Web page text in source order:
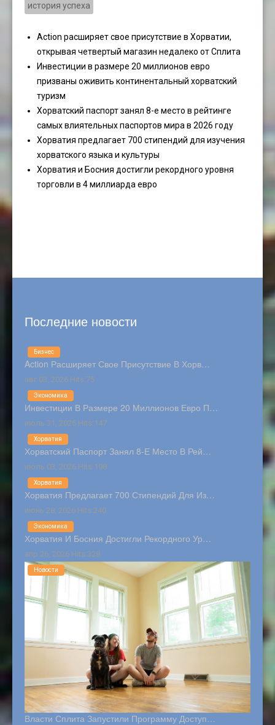
история успеха
Action расширяет свое присутствие в Хорватии,
открывая четвертый магазин недалеко от Сплита
Инвестиции в размере 20 миллионов евро
призваны оживить континентальный хорватский
туризм
Хорватский паспорт занял 8-е место в рейтинге
самых влиятельных паспортов мира в 2026 году
Хорватия предлагает 700 стипендий для изучения
хорватского языка и культуры
Хорватия и Босния достигли рекордного уровня
торговли в 4 миллиарда евро
Последние новости
Action Расширяет Свое Присутствие В Хорв…
авг 03, 2026 Hits:75
Бизнес
Инвестиции В Размере 20 Миллионов Евро П…
июль 31, 2026 Hits:147
Экономика
Хорватский Паспорт Занял 8-Е Место В Рей…
июль 03, 2026 Hits:198
Хорватия
Хорватия Предлагает 700 Стипендий Для Из…
июнь 28, 2026 Hits:240
Хорватия
Хорватия И Босния Достигли Рекордного Ур…
апр 26, 2026 Hits:328
Экономика
Власти Сплита Запустили Программу Доступ…
Новости